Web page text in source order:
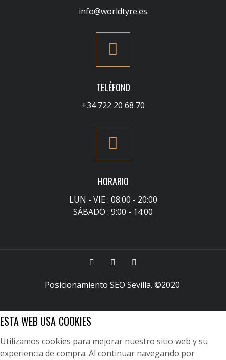
info@worldtyre.es
TELÉFONO
+34 722 20 68 70
HORARIO
LUN - VIE : 08:00 - 20:00
SÁBADO : 9:00 - 14:00
Posicionamiento SEO Sevilla. ©2020
ESTA WEB USA COOKIES
Utilizamos cookies para mejorar nuestro sitio web y su
experiencia de compra. Al continuar navegando por